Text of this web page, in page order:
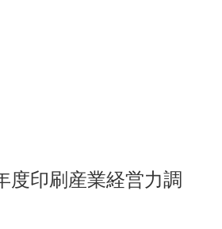
度印刷産業経営力調